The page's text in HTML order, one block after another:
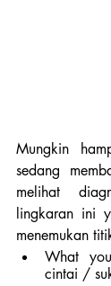
Mungkin
sedang
melihat
lingkaran ini
What
cintai /